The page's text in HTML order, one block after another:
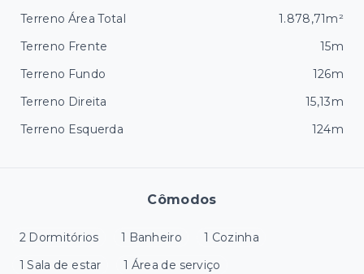
Cômodos
2 Dormitórios 1 Banheiro
1 Cozinha
1 Sala de estar
1 Área de serviço
Terreno Área Total
1.878,71m²
Terreno Frente
15m
Terreno Fundo
126m
Terreno Direita
15,13m
Terreno Esquerda
124m